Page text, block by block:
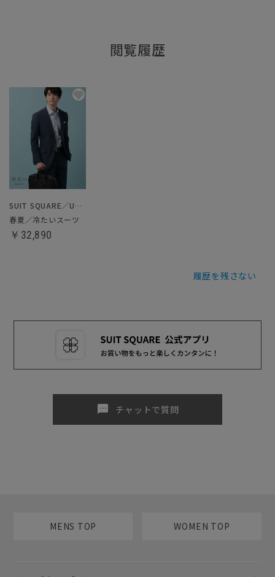
閲覧履歴
SUIT SQUARE／UNIVERSAL LANGUAGE
春夏／冷たいスーツ
￥32,890
履歴を残さない
sms チャットで質問
MENS TOP WOMEN TOP